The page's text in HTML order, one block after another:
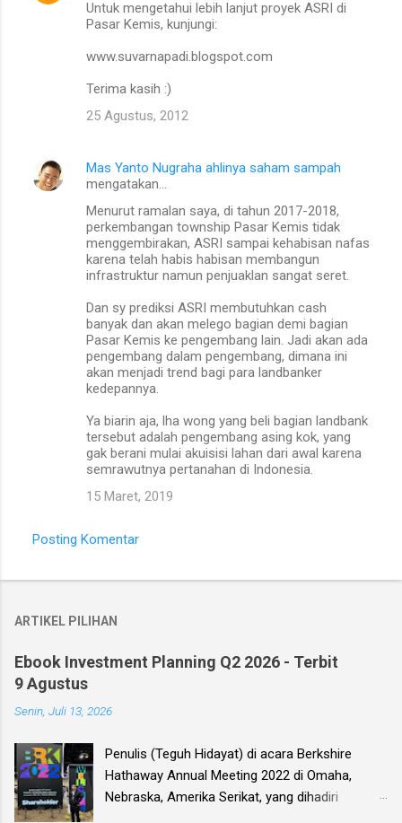
Untuk mengetahui lebih lanjut proyek ASRI di
Pasar Kemis, kunjungi:
www.suvarnapadi.blogspot.com
Terima kasih :)
25 Agustus, 2012
Mas Yanto Nugraha ahlinya saham sampah
mengatakan…
Menurut ramalan saya, di tahun 2017-2018,
perkembangan township Pasar Kemis tidak
menggembirakan, ASRI sampai kehabisan nafas
karena telah habis habisan membangun
infrastruktur namun penjuaklan sangat seret.
Dan sy prediksi ASRI membutuhkan cash
banyak dan akan melego bagian demi bagian
Pasar Kemis ke pengembang lain. Jadi akan ada
pengembang dalam pengembang, dimana ini
akan menjadi trend bagi para landbanker
kedepannya.
Ya biarin aja, lha wong yang beli bagian landbank
tersebut adalah pengembang asing kok, yang
gak berani mulai akuisisi lahan dari awal karena
semrawutnya pertanahan di Indonesia.
15 Maret, 2019
Posting Komentar
ARTIKEL PILIHAN
Ebook Investment Planning Q2 2026 - Terbit
9 Agustus
Senin, Juli 13, 2026
Penulis (Teguh Hidayat) di acara Berkshire
Hathaway Annual Meeting 2022 di Omaha,
Nebraska, Amerika Serikat, yang dihadiri